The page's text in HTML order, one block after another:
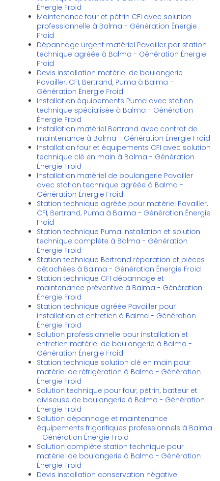
Énergie Froid
Maintenance four et pétrin CFI avec solution
professionnelle à Balma - Génération Énergie
Froid
Dépannage urgent matériel Pavailler par station
technique agréée à Balma - Génération Énergie
Froid
Devis installation matériel de boulangerie
Pavailler, CFI, Bertrand, Puma à Balma -
Génération Énergie Froid
Installation équipements Puma avec station
technique spécialisée à Balma - Génération
Énergie Froid
Installation matériel Bertrand avec contrat de
maintenance à Balma - Génération Énergie Froid
Installation four et équipements CFI avec solution
technique clé en main à Balma - Génération
Énergie Froid
Installation matériel de boulangerie Pavailler
avec station technique agréée à Balma -
Génération Énergie Froid
Station technique agréée pour matériel Pavailler,
CFI, Bertrand, Puma à Balma - Génération Énergie
Froid
Station technique Puma installation et solution
technique complète à Balma - Génération
Énergie Froid
Station technique Bertrand réparation et pièces
détachées à Balma - Génération Énergie Froid
Station technique CFI dépannage et
maintenance préventive à Balma - Génération
Énergie Froid
Station technique agréée Pavailler pour
installation et entretien à Balma - Génération
Énergie Froid
Solution professionnelle pour installation et
entretien matériel de boulangerie à Balma -
Génération Énergie Froid
Station technique solution clé en main pour
matériel de réfrigération à Balma - Génération
Énergie Froid
Solution technique pour four, pétrin, batteur et
diviseuse de boulangerie à Balma - Génération
Énergie Froid
Solution dépannage et maintenance
équipements frigorifiques professionnels à Balma
- Génération Énergie Froid
Solution complète station technique pour
matériel de boulangerie à Balma - Génération
Énergie Froid
Devis installation conservation négative